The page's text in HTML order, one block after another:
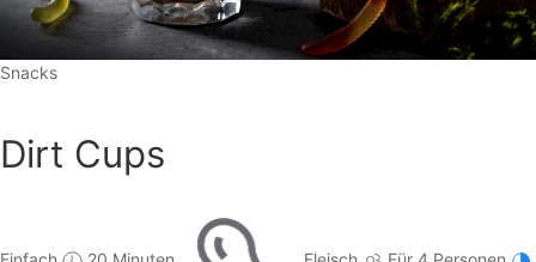
Snacks
Dirt Cups